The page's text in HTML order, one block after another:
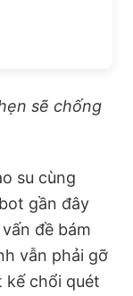
sẽ chống
su cùng
gần đây
đề bám
vẫn phải gỡ
kế chổi quét